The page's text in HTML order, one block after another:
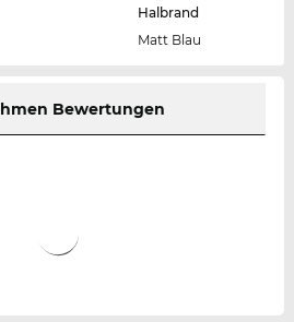
Halbrand
Matt Blau
Bewertungen